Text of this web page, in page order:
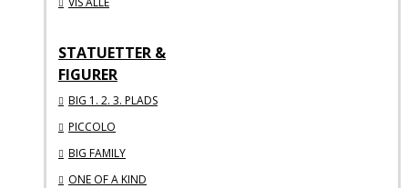
STATUETTER &
FIGURER
BIG 1. 2. 3. PLADS
PICCOLO
BIG FAMILY
ONE OF A KIND